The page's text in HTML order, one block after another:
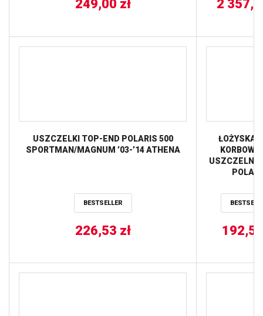
249,00 zł 2
USZCZELKI TOP-END POLARIS 500
SPORTMAN/MAGNUM ’03-’14 ATHENA
BESTSELLER
226,53 zł
ŁOŻYSKA
400/500,
425/500 ALL